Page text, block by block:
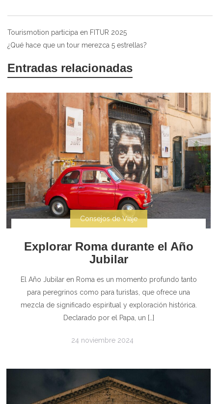
Navegación
de
entradas
Tourismotion participa en FITUR 2025
¿Qué hace que un tour merezca 5 estrellas?
Entradas relacionadas
Consejos de Viaje
Explorar Roma durante el Año
Jubilar
El Año Jubilar en Roma es un momento profundo tanto
para peregrinos como para turistas, que ofrece una
mezcla de significado espiritual y exploración histórica.
Declarado por el Papa, un […]
24 noviembre 2024